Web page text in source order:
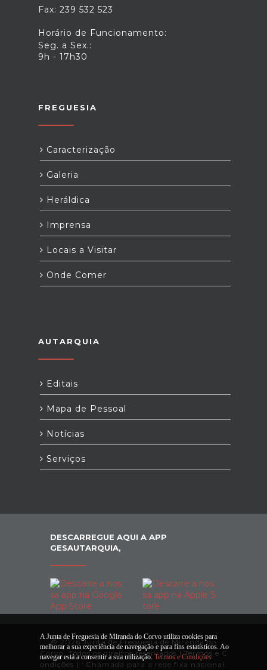
Fax: 239 532 523
Horário de Funcionamento:
Seg. a Sex.:
9h - 17h30
FREGUESIA
Caracterização
Galeria
Heráldica
Imprensa
Locais a Visitar
Onde Comer
AUTARQUIA
Editais
Mapa de Pessoal
Notícias
Serviços
DESCARREGUE AQUI A APP
GESAUTARQUIA,
© 2026 Junta de Freguesia de Miranda do
Corvo. Todos os direitos reservados |Termos e C
ondições | * Chamada para a rede fixa nacional.
A Junta de Freguesia de Miranda do Corvo utiliza cookies para
melhorar a sua experiência de navegação e para fins estatísticos. Ao
navegar está a consentir a sua utilização. Termos e Condições